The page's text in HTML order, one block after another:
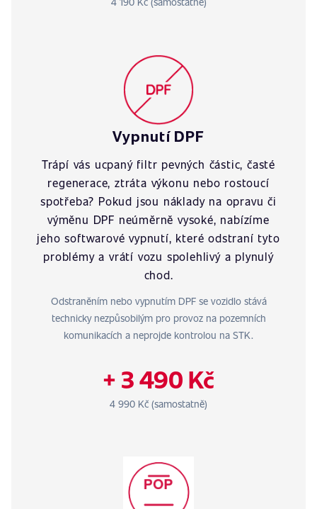
Vypnutí DPF
Trápí vás ucpaný filtr pevných částic, časté
regenerace, ztráta výkonu nebo rostoucí
spotřeba? Pokud jsou náklady na opravu či
výměnu DPF neúměrně vysoké, nabízíme
jeho softwarové vypnutí, které odstraní tyto
problémy a vrátí vozu spolehlivý a plynulý
chod.
Odstraněním nebo vypnutím DPF se vozidlo stává
technicky nezpůsobilým pro provoz na pozemních
komunikacích a neprojde kontrolou na STK.
+ 3 490 Kč
4 990 Kč (samostatně)